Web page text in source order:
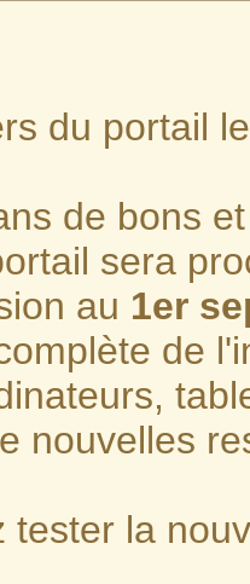
du portail
de bons
sera
au 1er
de
nouvelles
tester la